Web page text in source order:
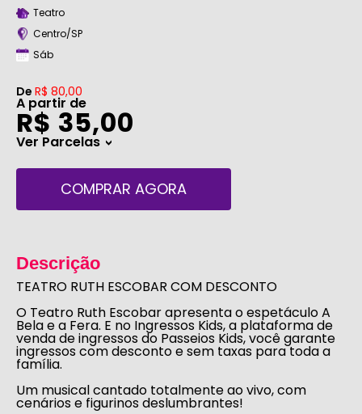
Teatro
Centro/SP
Sáb
De R$ 80,00
A partir de
R$ 35,00
Ver Parcelas>
COMPRAR AGORA
Descrição
TEATRO RUTH ESCOBAR COM DESCONTO
O Teatro Ruth Escobarapresenta o espetáculoA
Bela e a Fera. E no Ingressos Kids, a plataforma de
venda de ingressos do Passeios Kids, você garante
ingressoscom desconto e sem taxas para toda a
família.
Um musical cantado totalmente ao vivo, com
cenários e figurinos deslumbrantes!